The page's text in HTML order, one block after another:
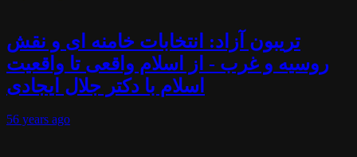
تریبون آزاد: انتخابات خامنه ای و نقش
روسیه و غرب - از اسلام واقعی تا واقعیت
اسلام با دکتر جلال ایجادی
56 years ago